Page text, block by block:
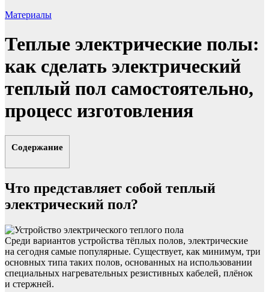
Материалы
Теплые электрические полы:
как сделать электрический
теплый пол самостоятельно,
процесс изготовления
Содержание
Что представляет собой теплый
электрический пол?
Среди вариантов устройства тёплых полов, электрические
на сегодня самые популярные. Существует, как минимум, три
основных типа таких полов, основанных на использовании
специальных нагревательных резистивных кабелей, плёнок
и стержней.